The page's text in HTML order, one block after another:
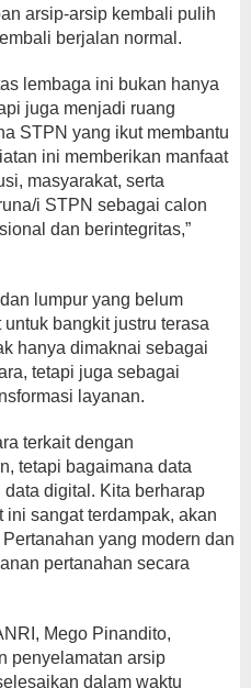
arsip-arsip kembali pulih
berjalan normal.
lembaga ini bukan hanya
juga menjadi ruang
STPN yang ikut membantu
ini memberikan manfaat
masyarakat, serta
i STPN sebagai calon
dan berintegritas,”
lumpur yang belum
bangkit justru terasa
hanya dimaknai sebagai
tetapi juga sebagai
layanan.
terkait dengan
tetapi bagaimana data
digital. Kita berharap
ini sangat terdampak, akan
yang modern dan
pertanahan secara
Mego Pinandito,
penyelamatan arsip
dalam waktu